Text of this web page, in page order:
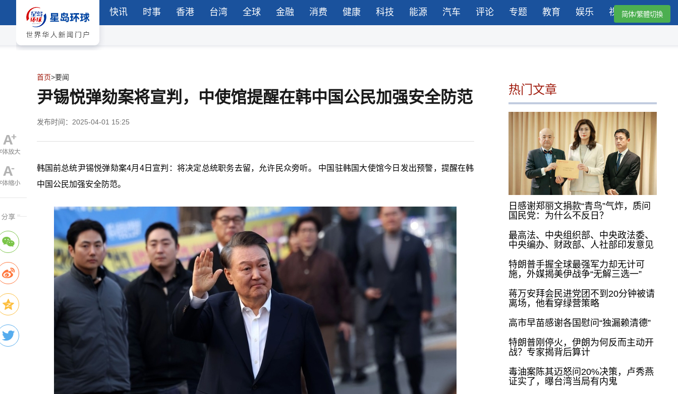
快讯 时事 香港 台湾 全球 金融 消费 健康 科技 能源 汽车 评论 专题 教育 娱乐 视频简体/繁體切換
首页>要闻
尹锡悦弹劾案将宣判，中使馆提醒在韩中国公民加强安全防范
发布时间：2025-04-01 15:25
韩国前总统尹锡悦弹劾案4月4日宣判：将决定总统职务去留，允许民众旁听。 中国驻韩国大使馆今日发出预警，提醒在韩
中国公民加强安全防范。
热门文章
日感谢郑丽文捐款“青鸟”气炸，质问
国民党：为什么不反日？
最高法、中央组织部、中央政法委、
中央编办、财政部、人社部印发意见
特朗普手握全球最强军力却无计可
施，外媒揭美伊战争“无解三选一”
蒋万安拜会民进党团不到20分钟被请
离场，他看穿绿营策略
高市早苗感谢各国慰问“独漏赖清德”
特朗普刚停火，伊朗为何反而主动开
战？专家揭背后算计
毒油案陈其迈怒问20%决策，卢秀燕
证实了，曝台湾当局有内鬼